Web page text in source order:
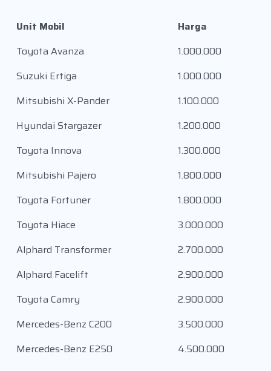
Unit Mobil
Harga
Toyota Avanza
1.000.000
Suzuki Ertiga
1.000.000
Mitsubishi X-Pander
1.100.000
Hyundai Stargazer
1.200.000
Toyota Innova
1.300.000
Mitsubishi Pajero
1.800.000
Toyota Fortuner
1.800.000
Toyota Hiace
3.000.000
Alphard Transformer
2.700.000
Alphard Facelift
2.900.000
Toyota Camry
2.900.000
Mercedes-Benz C200
3.500.000
Mercedes-Benz E250
4.500.000